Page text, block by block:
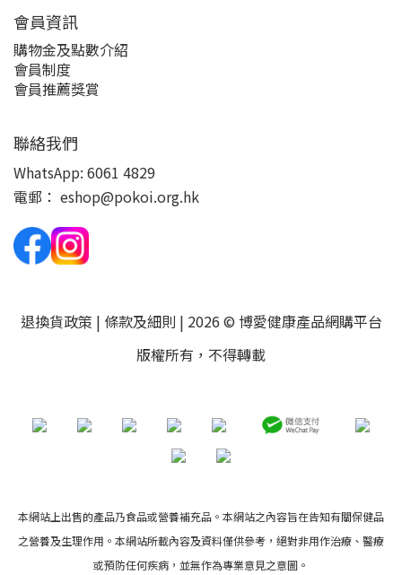
會員資訊
購物金及點數介紹
會員制度
會員推薦獎賞
聯絡我們
WhatsApp: 6061 4829
電郵： eshop@pokoi.org.hk
退換貨政策 | 條款及細則 | 2026 © 博愛健康產品網購平台
版權所有，不得轉載
本網站上出售的產品乃食品或營養補充品。本網站之內容旨在告知有關保健品
之營養及生理作用。本網站所載內容及資料僅供參考，絕對非用作治療、醫療
或預防任何疾病，並無作為專業意見之意圖。